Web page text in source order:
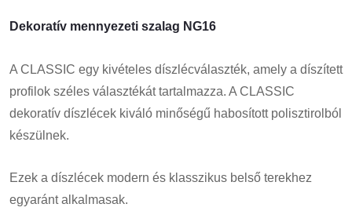
Dekoratív mennyezeti szalag NG16
A CLASSIC egy kivételes díszlécválaszték, amely a díszített
profilok széles választékát tartalmazza. A CLASSIC
dekoratív díszlécek kiváló minőségű habosított polisztirolból
készülnek.
Ezek a díszlécek modern és klasszikus belső terekhez
egyaránt alkalmasak.